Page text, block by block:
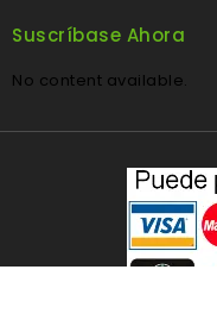
Suscríbase Ahora
No content available.